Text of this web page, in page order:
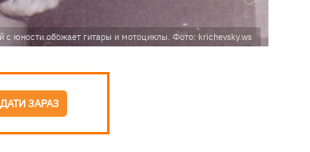
с юности обожает гитары и мотоциклы. Фото: krichevsky.ws
ЗАРАЗ